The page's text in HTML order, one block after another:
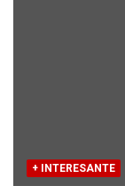
+ INTERESANTE